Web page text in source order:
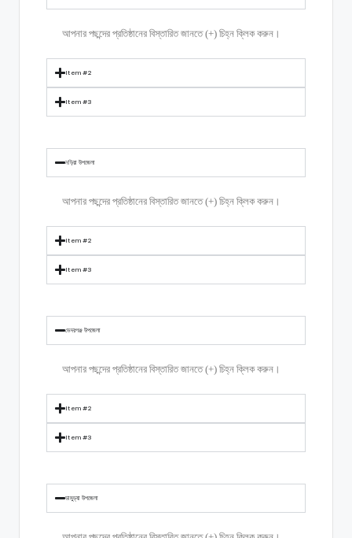
আপনার পছন্দের প্রতিষ্ঠানের বিস্তারিত জানতে (+) চিহ্ন ক্লিক করুন।
Item #2
Item #3
নড়িয়া উপজেলা
আপনার পছন্দের প্রতিষ্ঠানের বিস্তারিত জানতে (+) চিহ্ন ক্লিক করুন।
Item #2
Item #3
ভেদরগঞ্জ উপজেলা
আপনার পছন্দের প্রতিষ্ঠানের বিস্তারিত জানতে (+) চিহ্ন ক্লিক করুন।
Item #2
Item #3
ডামুড্যা উপজেলা